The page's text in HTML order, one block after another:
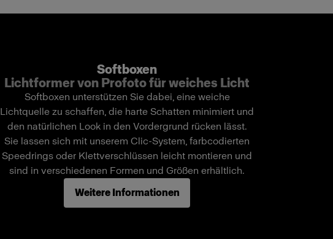
Softboxen
Lichtformer von Profoto für weiches Licht
Softboxen unterstützen Sie dabei, eine weiche
Lichtquelle zu schaffen, die harte Schatten minimiert und
den natürlichen Look in den Vordergrund rücken lässt.
Sie lassen sich mit unserem Clic-System, farbcodierten
Speedrings oder Klettverschlüssen leicht montieren und
sind in verschiedenen Formen und Größen erhältlich.
Weitere Informationen